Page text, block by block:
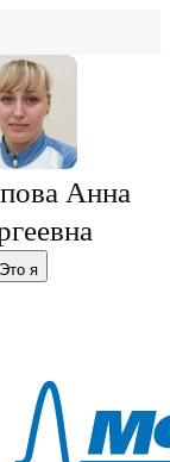
Анна
Это я